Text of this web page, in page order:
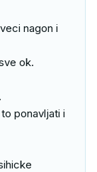
nagon i
ok.
ponavljati i